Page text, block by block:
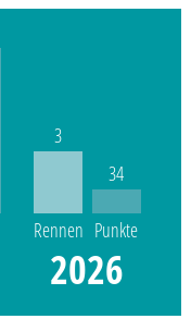
3
Rennen
34
Punkte
2026